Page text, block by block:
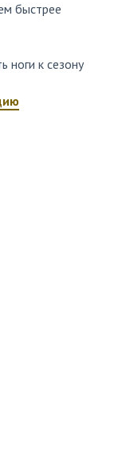
быстрее
ноги к сезону